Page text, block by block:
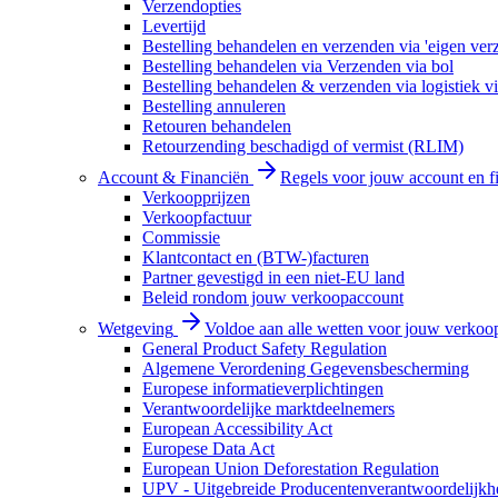
Verzendopties
Levertijd
Bestelling behandelen en verzenden via 'eigen
Bestelling behandelen via Verzenden via bol
Bestelling behandelen & verzenden via logistiek
Bestelling annuleren
Retouren behandelen
Retourzending beschadigd of vermist (RLIM)
Account & Financiën
Regels voor jouw account en
Verkoopprijzen
Verkoopfactuur
Commissie
Klantcontact en (BTW-)facturen
Partner gevestigd in een niet-EU land
Beleid rondom jouw verkoopaccount
Wetgeving
Voldoe aan alle wetten voor jouw
General Product Safety Regulation
Algemene Verordening Gegevensbescherming
Europese informatieverplichtingen
Verantwoordelijke marktdeelnemers
European Accessibility Act
Europese Data Act
European Union Deforestation Regulation
UPV - Uitgebreide